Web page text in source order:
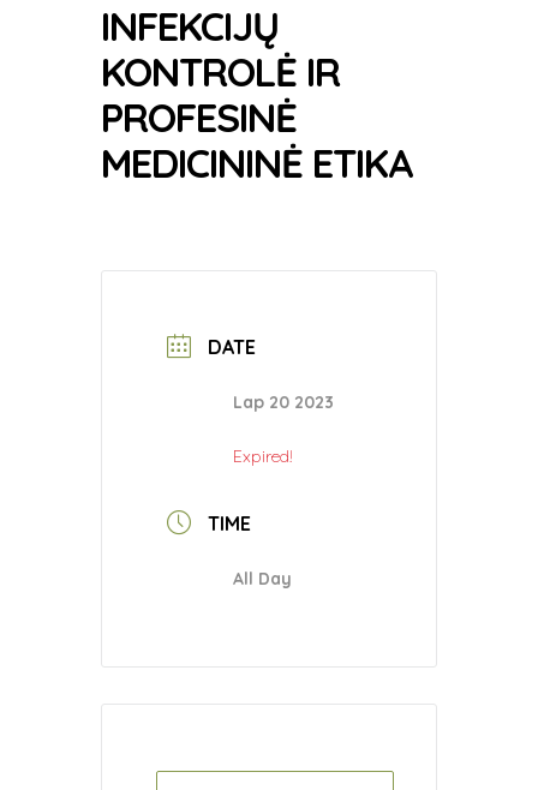
INFEKCIJŲ
KONTROLĖ IR
PROFESINĖ
MEDICININĖ ETIKA
DATE
Lap 20 2023
Expired!
TIME
All Day